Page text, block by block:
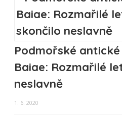
Podmořské
Baiae: Rozmařilé
neslavně
1. 6. 2020